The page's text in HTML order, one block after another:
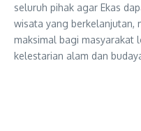
seluruh pihak agar Ekas
wisata yang berkelanjutan,
maksimal bagi masyarakat
kelestarian alam dan